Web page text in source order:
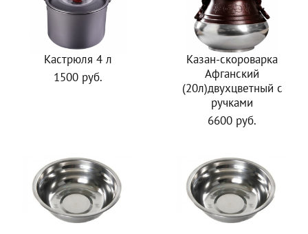
Кастрюля 4 л
1500 руб.
Казан-скороварка
Афганский
(20л)двухцветный с
ручками
6600 руб.